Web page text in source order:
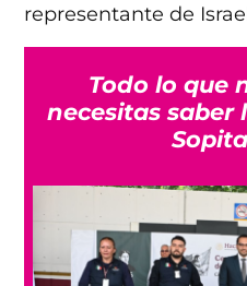
representante de
Todo lo que
necesitas saber